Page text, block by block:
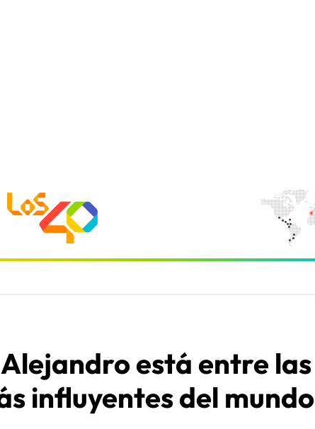
está entre las
influyentes del mundo